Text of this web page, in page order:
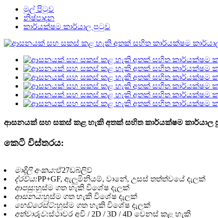
මුල් පිටුව
නිෂ්පාදන
කාර්යක්ෂම කාර්යාල පුටුව
ආසනයක් සහ සකස් කළ හැකි අතක් සහිත කාර්යක්ෂම කාර්යාල
කෙටි විස්තරය:
මාදිලි අංකය:ඒ27ඩබ්ලිව්
ද්රව්ය:PP+GF, ඇලුමිනියම්, වානේ, උසස් තත්ත්වයේ දැලක්
ආපසු:හුස්ම ගත හැකි විශේෂ දැලක්
ආසනය:හුස්ම ගත හැකි විශේෂ දැලක්
හෙඩ්රෙස්ට්:හුස්ම ගත හැකි විශේෂ දැලක්
අත්වාරුව:ස්ථාවර අවි / 2D / 3D / 4D වෙනස් කළ හැකි